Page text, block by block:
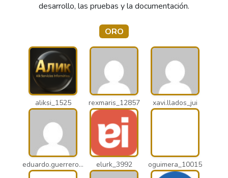
desarrollo, las pruebas y la documentación.
ORO
aliksi_1525 rexmaris_12857 xavi.llados_jui
eduardo.guerrero_pto elurk_3992 oguimera_10015